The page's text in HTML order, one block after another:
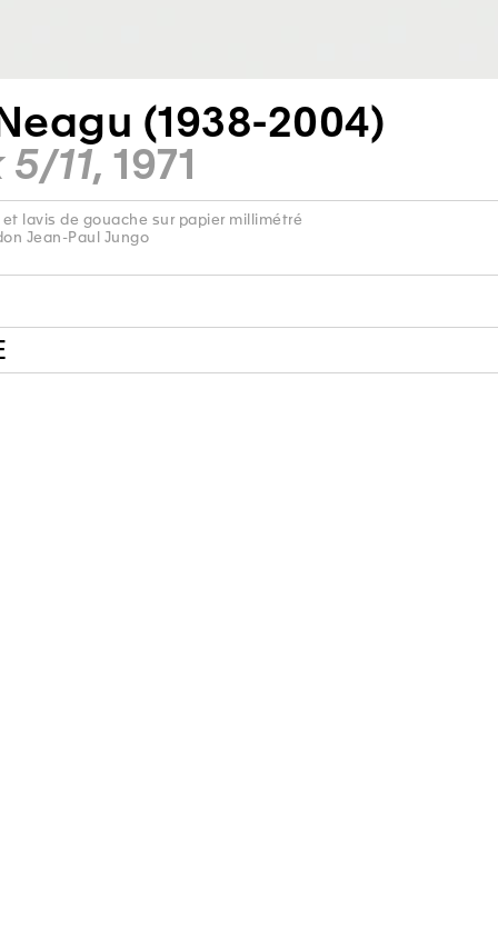
(1938-2004)
11, 1971
et lavis de gouache sur papier millimétré
Jean-Paul Jungo